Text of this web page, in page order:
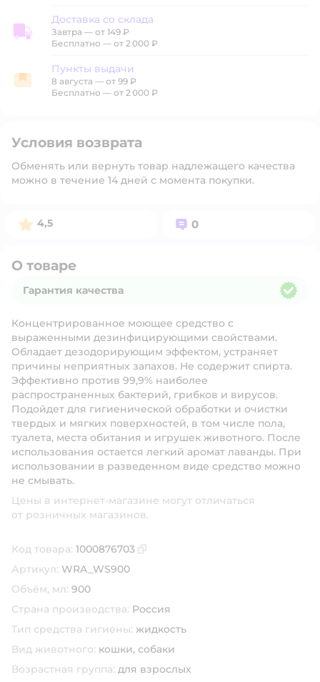
Доставка со склада
Доставка со склада
Завтра — от 149 ₽
Бесплатно — от 2 000 ₽
Пункты выдачи
Пункты выдачи
8 августа — от 99 ₽
Бесплатно — от 2 000 ₽
Условия возврата
Обменять или вернуть товар надлежащего качества
можно в течение 14 дней с момента покупки.
Рейтинг:
4,5 Вопросов:
0
О товаре
Гарантия качества
Концентрированное моющее средство с
выраженными дезинфицирующими свойствами.
Обладает дезодорирующим эффектом, устраняет
причины неприятных запахов. Не содержит спирта.
Эффективно против 99,9% наиболее
распространенных бактерий, грибков и вирусов.
Подойдет для гигиенической обработки и очистки
твердых и мягких поверхностей, в том числе пола,
туалета, места обитания и игрушек животного. После
использования остается легкий аромат лаванды. При
использовании в разведенном виде средство можно
не смывать.
Цены в интернет-магазине могут отличаться
от розничных магазинов.
Код товара: 1000876703
Артикул: WRA_WS900
Объём, мл: 900
Страна производства: Россия
Тип средства гигиены: жидкость
Вид животного: кошки, собаки
Возрастная группа: для взрослых